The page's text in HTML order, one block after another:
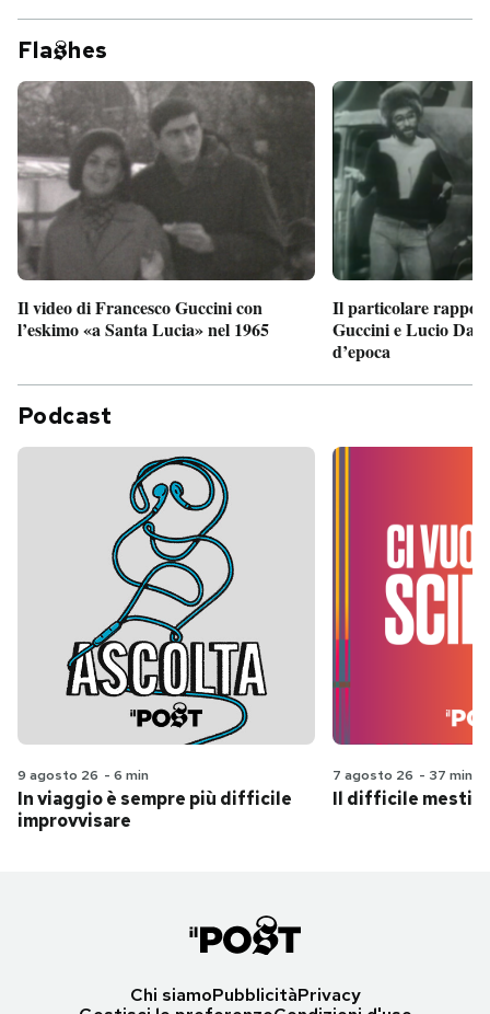
Fla hes
Il video di Francesco Guccini con
l’eskimo «a Santa Lucia» nel 1965
Il particolare
Guccini e Lucio
d’epoca
Podcast
9 agosto 26 - 6 min
In viaggio è sempre più difficile
improvvisare
7 agosto 26 - 37 min
Il difficile
Chi siamoPubblicitàPrivacy